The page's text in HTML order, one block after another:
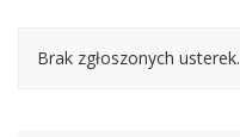
Brak zgłoszonych usterek.